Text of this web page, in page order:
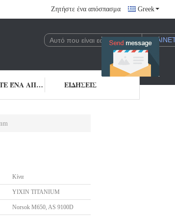
Ζητήστε ένα απόσπασμα Greek
ΕΡΓΟΣΤΆΣΙΟ AS9100& NORSOK.
ΖΗΤΉΣΤΕ ΈΝΑ ΑΠΌΣΠΑΣΜΑ ΕΙΔΉΣΕΙΣ
Κίνα
YIXIN TITANIUM
Norsok M650, AS 9100D